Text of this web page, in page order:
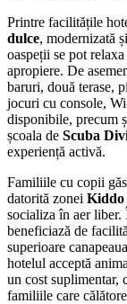
Printre facilitățile
dulce, modernizată
oaspeții se pot
apropiere. De
baruri, două terase,
jocuri cu console,
disponibile, precum
școala de Scuba
experiență activă.
Familiile cu copii
datorită zonei Kiddo
socializa în aer
beneficiază de
superioare
hotelul acceptă
un cost suplimentar,
familiile care